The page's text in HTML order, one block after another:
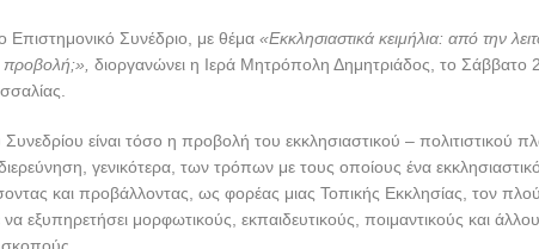
Επιστημονικό Συνέδριο, με θέμα «Εκκλησιαστικά κειμήλια: από την
προβολή;», διοργανώνει η Ιερά Μητρόπολη Δημητριάδος, το Σάββατο
Συνεδρίου είναι τόσο η προβολή του εκκλησιαστικού – πολιτιστικού
γενικότερα, των τρόπων με τους οποίους ένα
και προβάλλοντας, ως φορέας μιας Τοπικής Εκκλησίας, τον
εξυπηρετήσει μορφωτικούς, εκπαιδευτικούς, ποιμαντικούς και